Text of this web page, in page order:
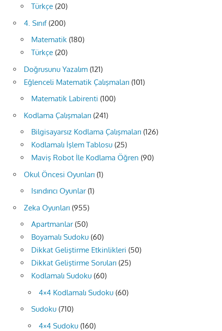
Türkçe (20)
4. Sınıf(200)
Matematik (180)
Türkçe (20)
Doğrusunu Yazalım (121)
Eğlenceli Matematik Çalışmaları (101)
Matematik Labirenti (100)
Kodlama Çalışmaları (241)
Bilgisayarsız Kodlama Çalışmaları (126)
Kodlamalı İşlem Tablosu (25)
Maviş Robot İle Kodlama Öğren (90)
Okul Öncesi Oyunları (1)
Isındırıcı Oyunlar(1)
Zeka Oyunları (955)
Apartmanlar(50)
Boyamalı Sudoku (60)
Dikkat Geliştirme Etkinlikleri (50)
Dikkat Geliştirme Soruları (25)
Kodlamalı Sudoku (60)
4×4 Kodlamalı Sudoku (60)
Sudoku (710)
4×4 Sudoku (160)